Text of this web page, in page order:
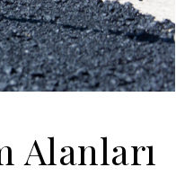
Alanları